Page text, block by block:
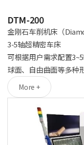
DTM-200
金刚石车削机床（
3-5轴超精密车床
可根据用户需求配置
球面、自由曲面等多种
More +